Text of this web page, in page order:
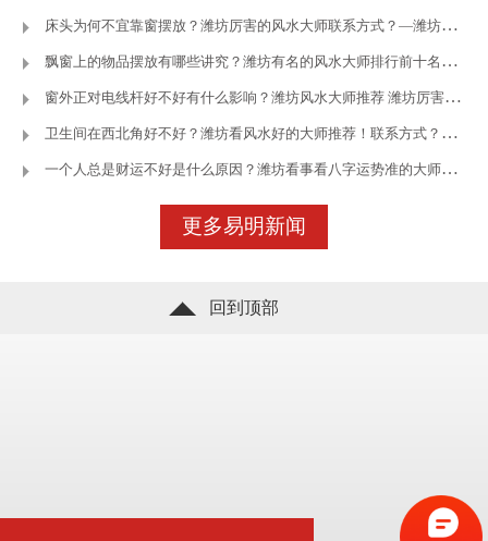
立即咨询 了解更多
立即咨询 了解更多
床头为何不宜靠窗摆放？潍坊厉害的风水大师联系方式？—潍坊王易明
飘窗上的物品摆放有哪些讲究？潍坊有名的风水大师排行前十名—潍坊
窗外正对电线杆好不好有什么影响？潍坊风水大师推荐 潍坊厉害的风
卫生间在西北角好不好？潍坊看风水好的大师推荐！联系方式？—潍坊王
一个人总是财运不好是什么原因？潍坊看事看八字运势准的大师—潍坊
更多易明新闻
回到顶部